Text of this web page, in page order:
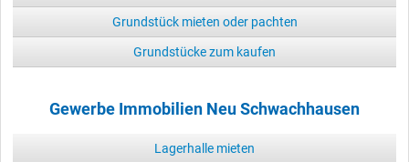
Grundstück mieten oder pachten
Grundstücke zum kaufen
Gewerbe Immobilien Neu Schwachhausen
Lagerhalle mieten